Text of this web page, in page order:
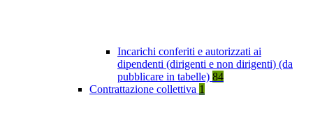
Incarichi conferiti e autorizzati ai
dipendenti (dirigenti e non dirigenti) (da
pubblicare in tabelle) 84
Contrattazione collettiva 1